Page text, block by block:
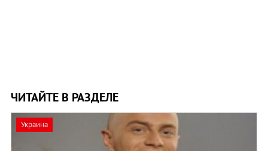
ЧИТАЙТЕ В РАЗДЕЛЕ
Украина